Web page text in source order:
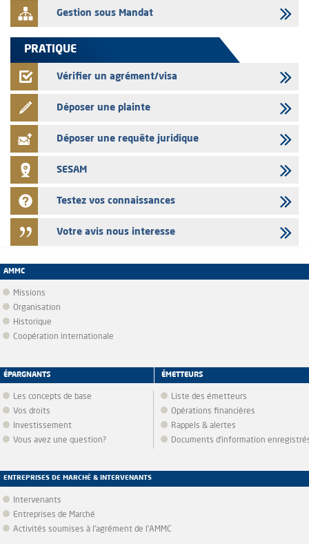
Gestion sous Mandat
PRATIQUE
Vérifier un agrément/visa
Déposer une plainte
Déposer une requête juridique
SESAM
Testez vos connaissances
Votre avis nous interesse
AMMC
Missions
Organisation
Historique
Coopération internationale
ÉPARGNANTS
Les concepts de base
Vos droits
Investissement
Vous avez une question?
ÉMETTEURS
Liste des émetteurs
Opérations financières
Rappels & alertes
Documents d’information
ENTREPRISES DE MARCHÉ & INTERVENANTS
Intervenants
Entreprises de Marché
Activités soumises à l'agrément de l'AMMC